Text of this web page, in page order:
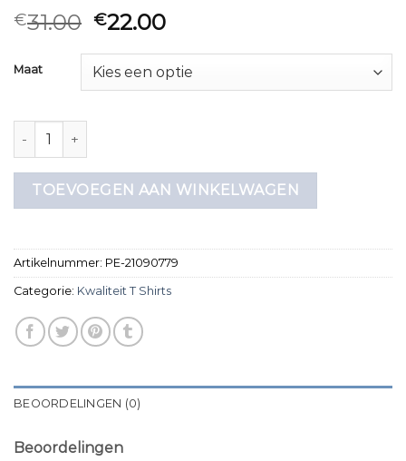
€31.00 €22.00
Maat
kwaliteit t shirts aantal
TOEVOEGEN AAN WINKELWAGEN
Artikelnummer: PE-21090779
Categorie: Kwaliteit T Shirts
BEOORDELINGEN (0)
Beoordelingen